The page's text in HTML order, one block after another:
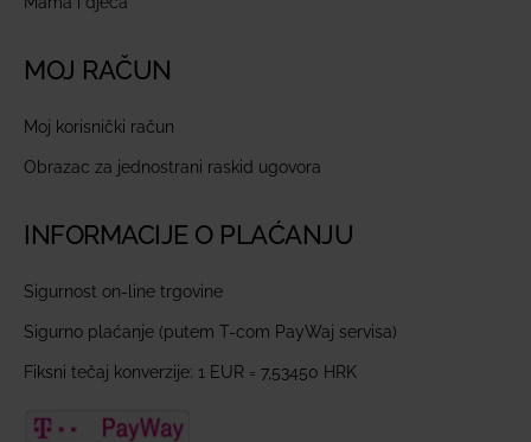
MOJ RAČUN
Moj korisnički račun
Obrazac za jednostrani raskid ugovora
INFORMACIJE O PLAĆANJU
Sigurnost on-line trgovine
Sigurno plaćanje (putem T-com PayWaj servisa)
Fiksni tečaj konverzije: 1 EUR = 7,53450 HRK